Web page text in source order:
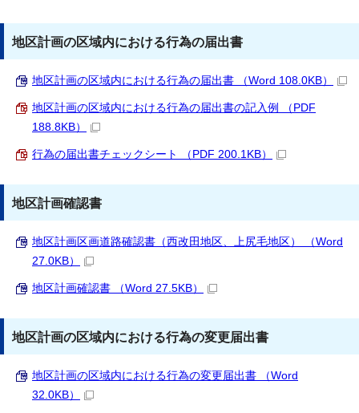
地区計画の区域内における行為の届出書
地区計画の区域内における行為の届出書 （Word 108.0KB）
地区計画の区域内における行為の届出書の記入例 （PDF
188.8KB）
行為の届出書チェックシート （PDF 200.1KB）
地区計画確認書
地区計画区画道路確認書（西改田地区、上尻毛地区） （Word
27.0KB）
地区計画確認書 （Word 27.5KB）
地区計画の区域内における行為の変更届出書
地区計画の区域内における行為の変更届出書 （Word
32.0KB）